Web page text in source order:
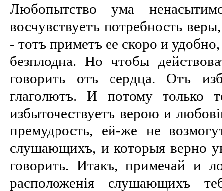
Любопытство ума
восчувствуетъ потребность
- тотъ приметъ ее скоро и
безплодна. Но чтобы
говорить отъ сердца. Отъ
глаголютъ. И потому только
избыточествуетъ верою и
премудрость, ей-же не
слушающихъ, и которыя верно
говорить. Итакъ, примечай и
расположенія слушающихъ